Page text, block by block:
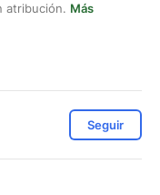
atribución. Más
Seguir